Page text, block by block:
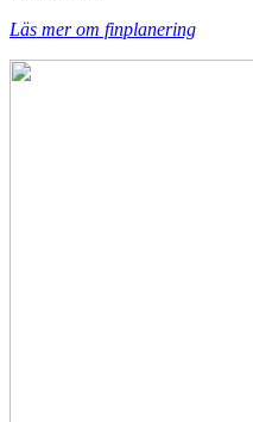
Läs mer om finplanering